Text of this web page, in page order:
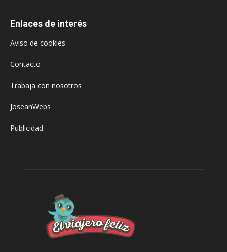
Enlaces de interés
Aviso de cookies
Contacto
Trabaja con nosotros
JoseanWebs
Publicidad